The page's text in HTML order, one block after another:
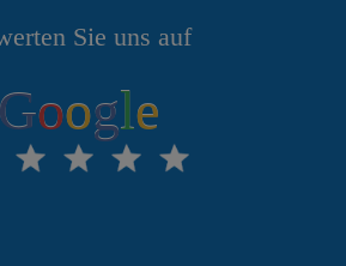
Sie uns auf
Google